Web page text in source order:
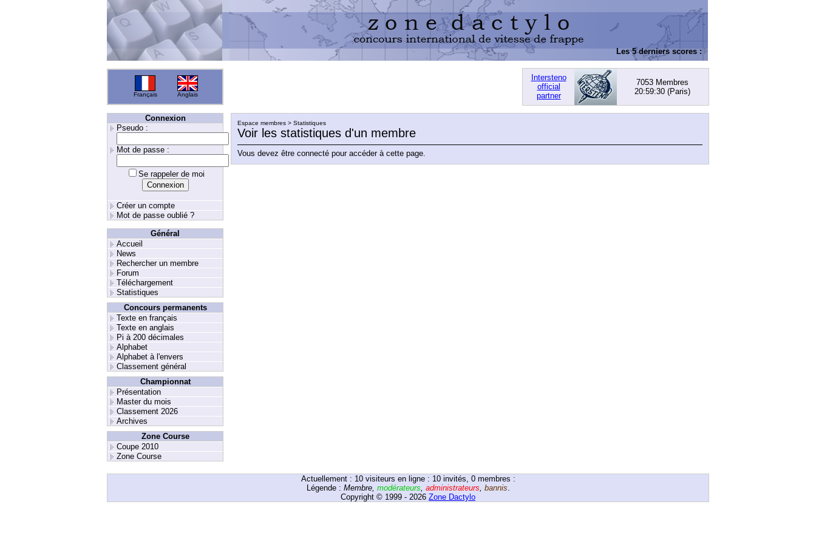
Les 5 derniers scores :
Français Anglais
Intersteno
official
partner
7053 Membres
20:59:30(Paris)
Connexion
Pseudo :
Mot de passe :
Se rappeler de moi
Créer un compte
Mot de passe oublié ?
Général
Accueil
News
Rechercher un membre
Forum
Téléchargement
Statistiques
Concours permanents
Texte en français
Texte en anglais
Pi à 200 décimales
Alphabet
Alphabet à l'envers
Classement général
Championnat
Présentation
Master du mois
Classement 2026
Archives
Zone Course
Coupe 2010
Zone Course
Espace membres > Statistiques
Voir les statistiques d'un membre
Vous devez être connecté pour accéder à cette page.
Actuellement : 10visiteurs en ligne : 10 invités, 0 membres :
Légende : Membre, modérateurs, administrateurs, bannis.
Copyright © 1999 - 2026 Zone Dactylo